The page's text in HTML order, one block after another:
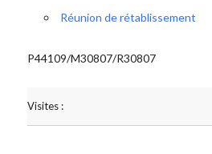
Réunion de rétablissement
P44109/M30807/R30807
Visites :